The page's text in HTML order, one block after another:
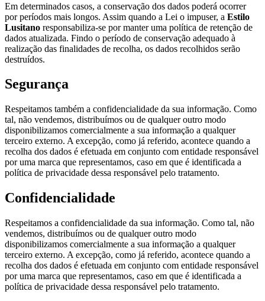
Em determinados casos, a conservação dos dados poderá ocorrer
por períodos mais longos. Assim quando a Lei o impuser, a Estilo
Lusitano responsabiliza-se por manter uma política de retenção de
dados atualizada. Findo o período de conservação adequado à
realização das finalidades de recolha, os dados recolhidos serão
destruídos.
Segurança
Respeitamos também a confidencialidade da sua informação. Como
tal, não vendemos, distribuímos ou de qualquer outro modo
disponibilizamos comercialmente a sua informação a qualquer
terceiro externo. A excepção, como já referido, acontece quando a
recolha dos dados é efetuada em conjunto com entidade responsável
por uma marca que representamos, caso em que é identificada a
política de privacidade dessa responsável pelo tratamento.
Confidencialidade
Respeitamos a confidencialidade da sua informação. Como tal, não
vendemos, distribuímos ou de qualquer outro modo
disponibilizamos comercialmente a sua informação a qualquer
terceiro externo. A excepção, como já referido, acontece quando a
recolha dos dados é efetuada em conjunto com entidade responsável
por uma marca que representamos, caso em que é identificada a
política de privacidade dessa responsável pelo tratamento.